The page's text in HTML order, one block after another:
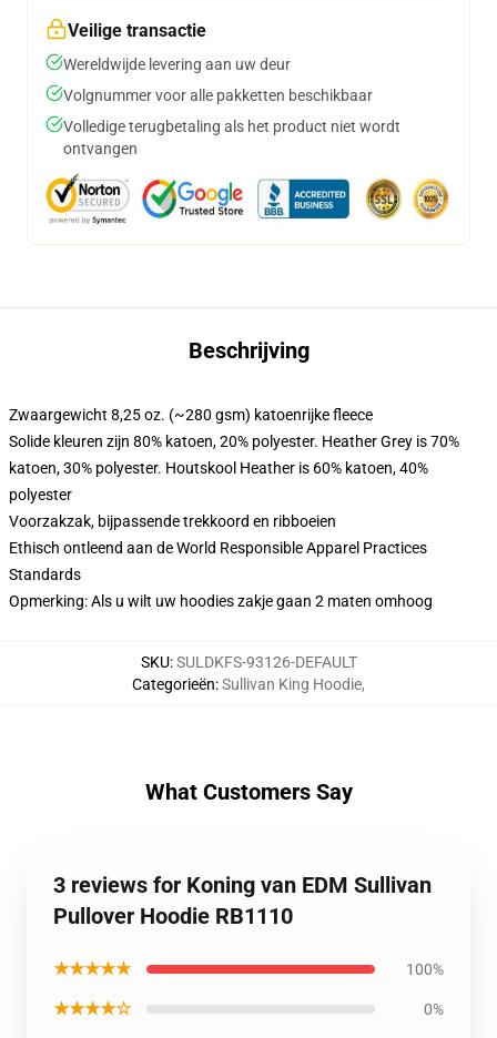
Veilige transactie
Wereldwijde levering aan uw deur
Volgnummer voor alle pakketten beschikbaar
Volledige terugbetaling als het product niet wordt
ontvangen
Beschrijving
Zwaargewicht 8,25 oz. (~280 gsm) katoenrijke fleece
Solide kleuren zijn 80% katoen, 20% polyester. Heather Grey is 70%
katoen, 30% polyester. Houtskool Heather is 60% katoen, 40%
polyester
Voorzakzak, bijpassende trekkoord en ribboeien
Ethisch ontleend aan de World Responsible Apparel Practices
Standards
Opmerking: Als u wilt uw hoodies zakje gaan 2 maten omhoog
SKU:SULDKFS-93126-DEFAULT
Categorieën:Sullivan King Hoodie,
What Customers Say
3 reviews for Koning van EDM Sullivan
Pullover Hoodie RB1110
★★★★★ 100%
★★★★☆ 0%